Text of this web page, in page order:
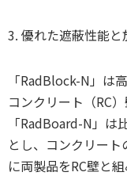
3. 優れた遮蔽性能と
「RadBlock-N」は
コンクリート（RC
「RadBoard-N」
とし、コンクリー
に両製品をRC壁と